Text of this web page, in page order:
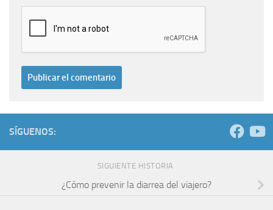
SÍGUENOS:
SIGUIENTE HISTORIA
¿Cómo prevenir la diarrea del viajero?